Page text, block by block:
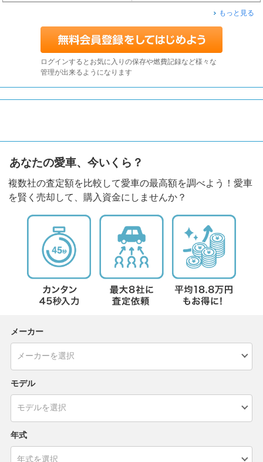
もっと見る
ログインするとお気に入りの保存や燃費記録など様々な
管理が出来るようになります
あなたの愛車、今いくら？
複数社の査定額を比較して愛車の最高額を調べよう！愛車
を賢く売却して、購入資金にしませんか？
メーカー
モデル
年式